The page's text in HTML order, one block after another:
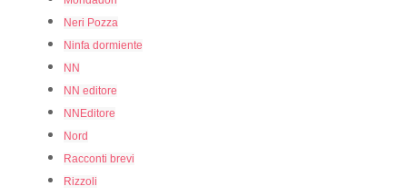
Neri Pozza
Ninfa dormiente
NN
NN editore
NNEditore
Nord
Racconti brevi
Rizzoli